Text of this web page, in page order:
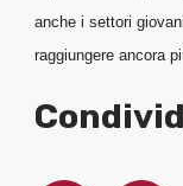
anche i settori
raggiungere ancora